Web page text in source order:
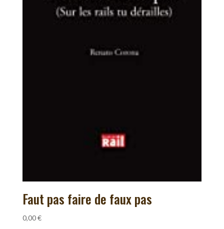
Faut pas faire de faux pas
0,00€